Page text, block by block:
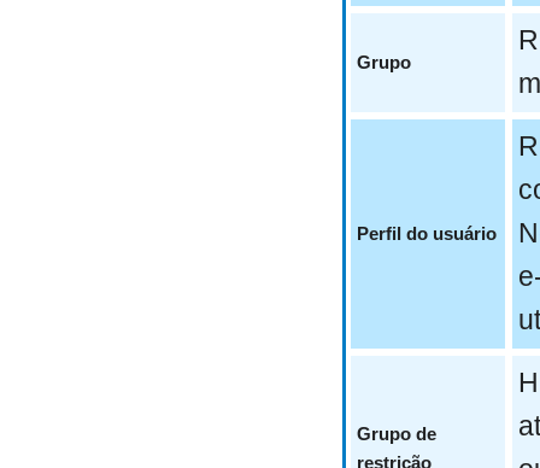
Grupo
Perfil do usuário
Grupo de
restrição